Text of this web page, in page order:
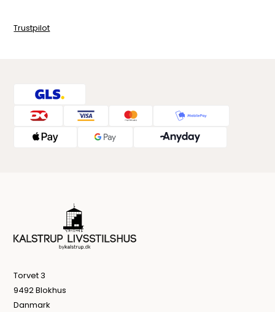
Trustpilot
Torvet 3
9492 Blokhus
Danmark